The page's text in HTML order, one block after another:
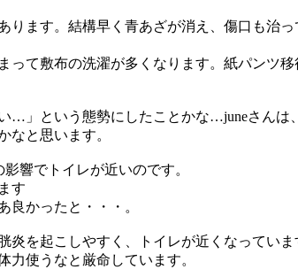
ます。結構早く青あざが消え、傷口も治
て敷布の洗濯が多くなります。紙パンツ
…」という態勢にしたことかな…juneさんは
なと思います。
響でトイレが近いのです。
す
良かったと・・・。
を起こしやすく、トイレが近くなってい
使うなと厳命しています。